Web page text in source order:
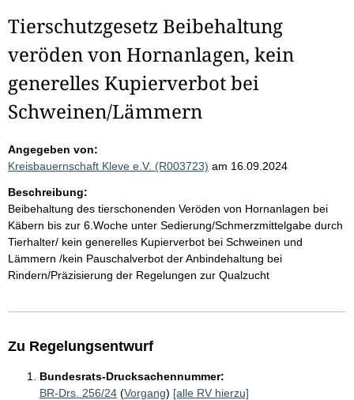
Tierschutzgesetz Beibehaltung
veröden von Hornanlagen, kein
generelles Kupierverbot bei
Schweinen/Lämmern
Angegeben von:
Kreisbauernschaft Kleve e.V. (R003723) am 16.09.2024
Beschreibung:
Beibehaltung des tierschonenden Veröden von Hornanlagen bei
Käbern bis zur 6.Woche unter Sedierung/Schmerzmittelgabe durch
Tierhalter/ kein generelles Kupierverbot bei Schweinen und
Lämmern /kein Pauschalverbot der Anbindehaltung bei
Rindern/Präzisierung der Regelungen zur Qualzucht
Zu Regelungsentwurf
Bundesrats-Drucksachennummer:
BR-Drs. 256/24 (Vorgang) [alle RV hierzu]